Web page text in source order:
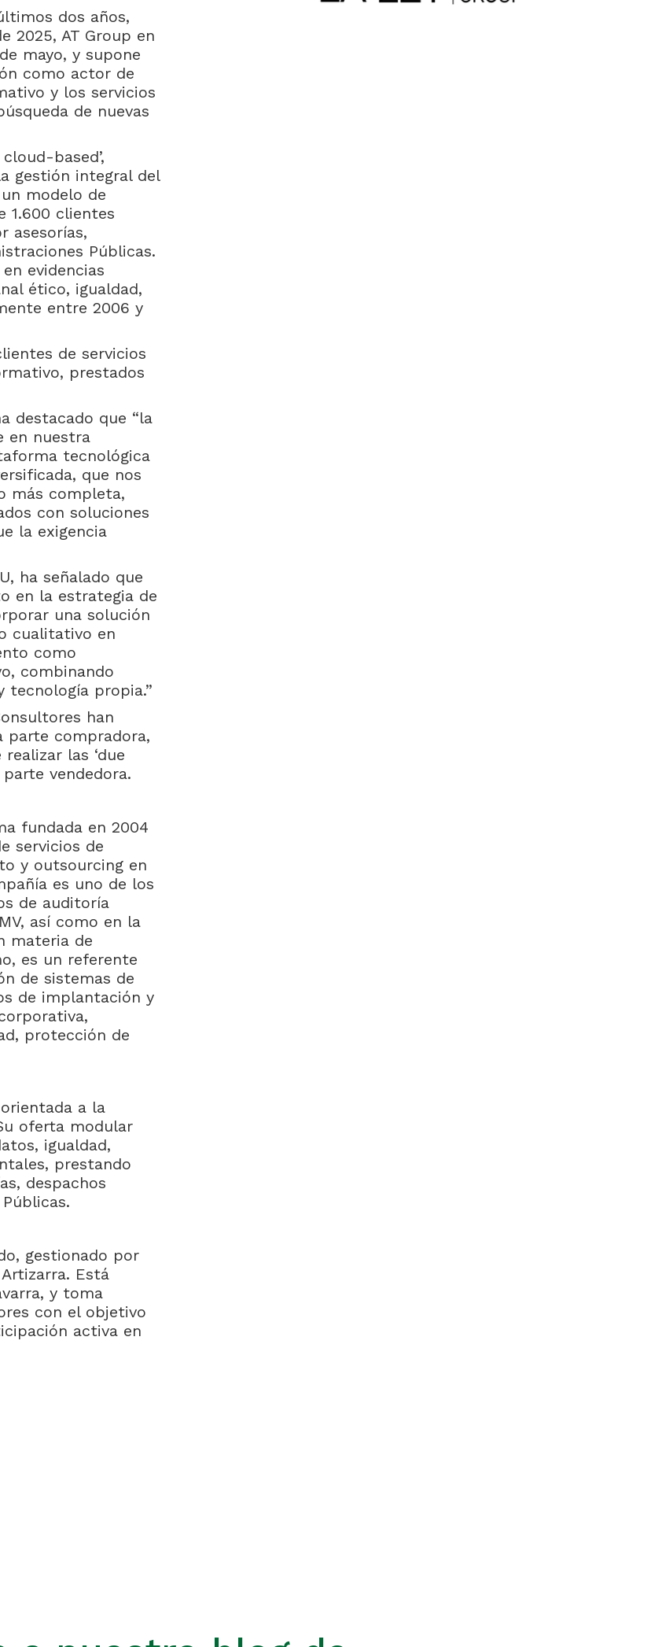
dos años,
2025, AT Group en
mayo, y supone
como actor de
y los servicios
de nuevas
based’,
gestión integral del
modelo de
1.600 clientes
asesorías,
Públicas.
evidencias
ético, igualdad,
entre 2006 y
de servicios
prestados
destacado que “la
en nuestra
tecnológica
que nos
más completa,
con soluciones
la exigencia
ha señalado que
en la estrategia de
una solución
cualitativo en
como
combinando
tecnología propia.”
han
parte compradora,
las ‘due
parte vendedora.
fundada en 2004
servicios de
y outsourcing en
es uno de los
de auditoría
así como en la
materia de
es un referente
de sistemas de
de implantación y
protección de
orientada a la
oferta modular
igualdad,
prestando
despachos
gestionado por
Está
y toma
con el objetivo
activa en